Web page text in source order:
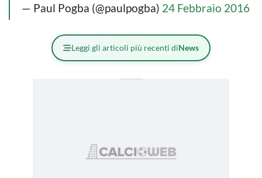
— Paul Pogba (@paulpogba) 24 Febbraio 2016
Leggi gli articoli più recenti diNews